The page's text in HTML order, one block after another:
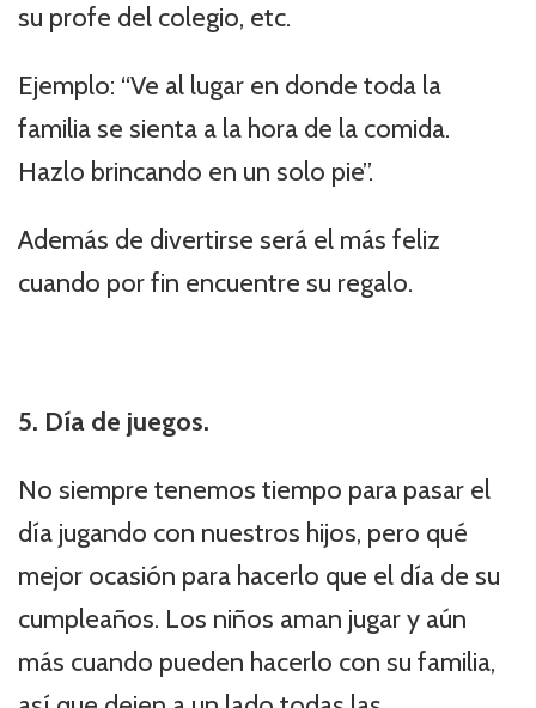
su profe del colegio, etc.
Ejemplo: “Ve al lugar en donde toda la
familia se sienta a la hora de la comida.
Hazlo brincando en un solo pie”.
Además de divertirse será el más feliz
cuando por fin encuentre su regalo.
5. Día de juegos.
No siempre tenemos tiempo para pasar el
día jugando con nuestros hijos, pero qué
mejor ocasión para hacerlo que el día de su
cumpleaños. Los niños aman jugar y aún
más cuando pueden hacerlo con su familia,